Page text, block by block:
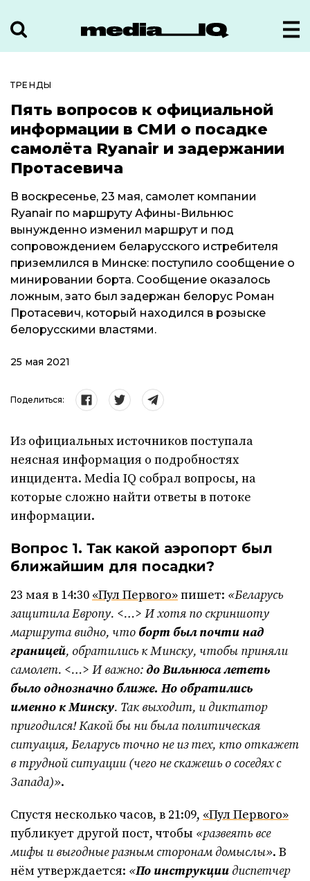
ТРЕНДЫ
Пять вопросов к официальной
информации в СМИ о посадке
самолёта Ryanair и задержании
Протасевича
В воскресенье, 23 мая, самолет компании
Ryanair по маршруту Афины-Вильнюс
вынужденно изменил маршрут и под
сопровождением беларусского истребителя
приземлился в Минске: поступило сообщение о
минировании борта. Сообщение оказалось
ложным, зато был задержан белорус Роман
Протасевич, который находился в розыске
белорусскими властями.
25 мая 2021
Поделиться:
Из официальных источников поступала
неясная информация о подробностях
инцидента. Media IQ собрал вопросы, на
которые сложно найти ответы в потоке
информации.
Вопрос 1. Так какой аэропорт был
ближайшим для посадки?
23 мая в 14:30 «Пул Первого»пишет: «Беларусь
защитила Европу. <…> И хотя по скриншоту
маршрута видно, что борт был почти над
границей, обратились к Минску, чтобы приняли
самолет. <…> И важно: до Вильнюса лететь
было однозначно ближе. Но обратились
именно к Минску. Так выходит, и диктатор
пригодился! Какой бы ни была политическая
ситуация, Беларусь точно не из тех, кто откажет
в трудной ситуации (чего не скажешь о соседях с
Запада)».
Спустя несколько часов, в 21:09, «Пул Первого»
публикует другой пост, чтобы «развеять все
мифы и выгодные разным сторонам домыслы». В
нём утверждается: «По инструкции диспетчер